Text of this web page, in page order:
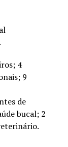
4
9
de
bucal; 2